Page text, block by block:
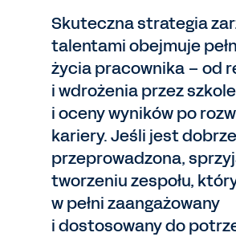
Skuteczna strategia
talentami obejmuje
życia pracownika – od
i wdrożenia przez
i oceny wyników po
kariery. Jeśli jest dobrze
przeprowadzona,
tworzeniu zespołu,
w pełni zaangażowany
i dostosowany do